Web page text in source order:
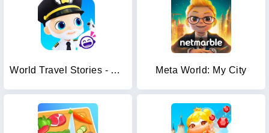
World Travel Stories - Airport Meta World: My City